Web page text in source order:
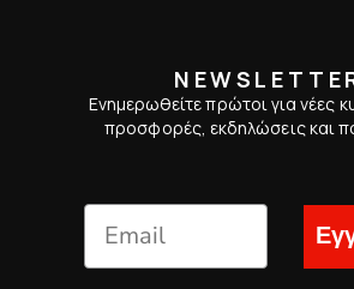
Ενημερωθείτε πρώτοι για νέες
προσφορές, εκδηλώσεις και